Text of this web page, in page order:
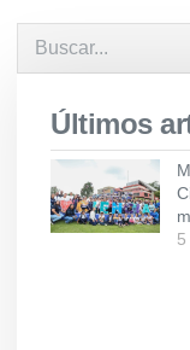
Últimos